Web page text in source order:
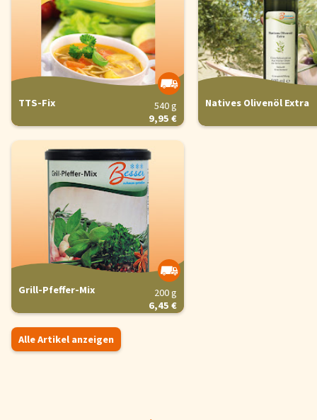
TTS-Fix
540 g
9,95 €
Natives Olivenöl Extra
Grill-Pfeffer-Mix
200 g
6,45 €
Alle Artikel anzeigen